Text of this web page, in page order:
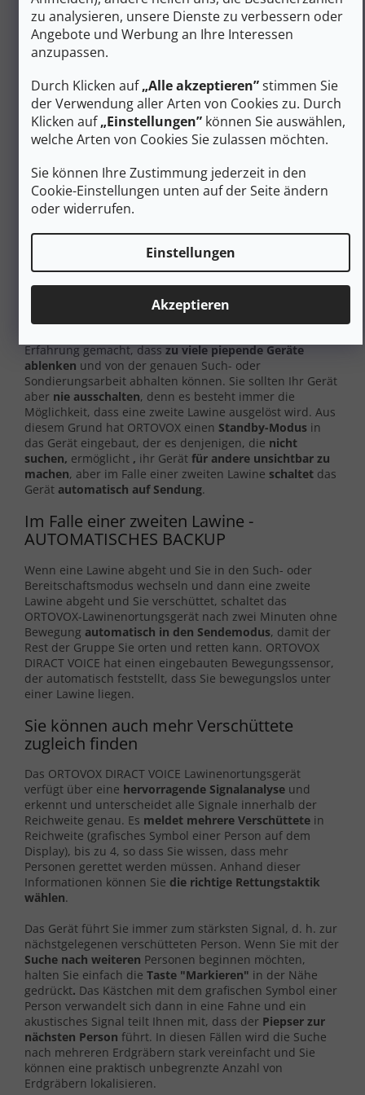
zu analysieren, unsere Dienste zu verbessern oder
Angebote und Werbung an Ihre Interessen
anzupassen.
Durch Klicken auf„Alle akzeptieren”stimmen Sie
der Verwendung aller Arten von Cookies zu. Durch
Klicken auf„Einstellungen” können Sie auswählen,
welche Arten von Cookies Sie zulassen möchten.
Sie können Ihre Zustimmung jederzeit in den
Cookie-Einstellungen unten auf der Seite ändern
oder widerrufen.
Einstellungen
Akzeptieren
Funktionen, die Zuverlässigkeit garantieren :
Selbsttest- die Suchmaschine überprüft in
regelmäßigen Abständen von 3 Minuten ihre
Batterie, und wenn sie einen Fehler entdeckt,
meldet sie ihn sofort auf dem Display und kündigt
ihn mit einem akustischen Signal an.
Smart Trasmitting- wenn das Gerät feststellt, dass
gestört wird, beginnt es über eine andere Antenne
zu senden, die nicht gestört wird, und meldet das
Problem.
Wenn Sie vergessen, das Gerät nach einer
Ton darauf hinzuweisen, dass es vergessen wurde,
es auszuschalten.
STANDBY-Modus
Erfahrung gemacht, dasszu viele piependeGeräte
ablenken und von der genauen Such- oder
Sondierungsarbeit abhalten können. Sie sollten Ihr Gerät
aber nie ausschalten, denn es besteht immer die
Möglichkeit, dass eine zweite Lawine ausgelöst wird. Aus
diesem Grund hat ORTOVOX einen Standby-Modus in
das Gerät eingebaut, der es denjenigen, die nicht
suchen, ermöglicht , ihr Gerät für andere unsichtbar zu
machen, aber im Falle einer zweiten Lawine schaltet das
Gerät automatisch auf Sendung.
Im Falle einer zweiten Lawine -
AUTOMATISCHES BACKUP
Wenn eine Lawine abgeht und Sie in den Such- oder
Bereitschaftsmodus wechseln und dann eine zweite
Lawine abgeht und Sie verschüttet, schaltet das
ORTOVOX-Lawinenortungsgerät nach zwei Minuten ohne
Bewegung automatisch in den Sendemodus, damit der
Rest der Gruppe Sie orten und retten kann. ORTOVOX
DIRACT VOICE hat einen eingebauten Bewegungssensor,
der automatisch feststellt, dass Sie bewegungslos unter
einer Lawine liegen.
Sie können auch mehr Verschüttete
zugleich finden
Das ORTOVOX DIRACT VOICE Lawinenortungsgerät
verfügt über eine hervorragende Signalanalyse und
erkennt und unterscheidet alle Signale innerhalb der
Reichweite genau. Es meldet mehrere Verschüttete in
Reichweite (grafisches Symbol einer Person auf dem
Display), bis zu 4, so dass Sie wissen, dass mehr
Personen gerettet werden müssen. Anhand dieser
Informationen können Sie die richtige Rettungstaktik
wählen.
Das Gerät führt Sie immer zum stärksten Signal, d. h. zur
nächstgelegenen verschütteten Person. Wenn Sie mit der
Suche nach weiteren Personen beginnen möchten,
halten Sie einfach die Taste "Markieren" in der Nähe
gedrückt. Das Kästchen mit dem grafischen Symbol einer
Person verwandelt sich dann in eine Fahne und ein
akustisches Signal teilt Ihnen mit, dass der Piepser zur
nächsten Person führt. In diesen Fällen wird die Suche
nach mehreren Erdgräbern stark vereinfacht und Sie
können eine praktisch unbegrenzte Anzahl von
Erdgräbern lokalisieren.